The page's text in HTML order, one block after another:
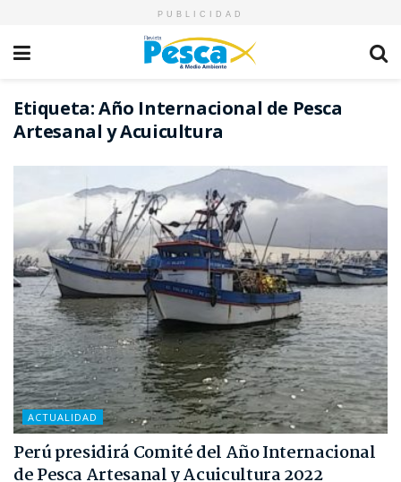
PUBLICIDAD
Etiqueta:Año Internacional de Pesca
Artesanal y Acuicultura
ACTUALIDAD
Perú presidirá Comité del Año Internacional
de Pesca Artesanal y Acuicultura 2022